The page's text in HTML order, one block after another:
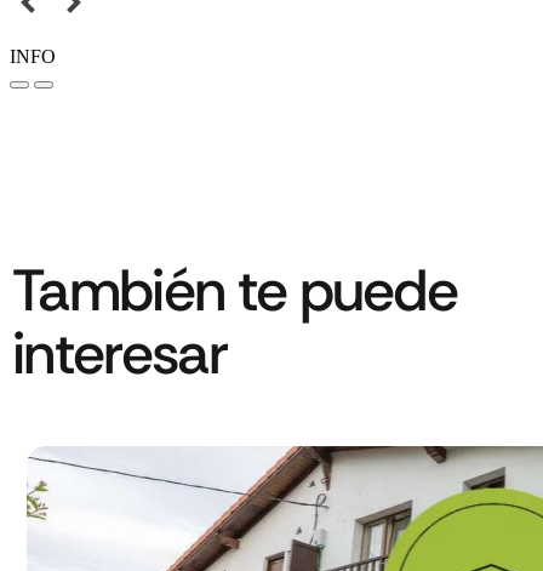
También te puede
interesar